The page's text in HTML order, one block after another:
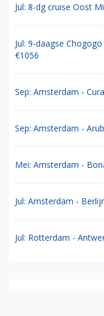
Jul: 8-dg cruise Oost
Jul: 9-daagse
€1056
Sep: Amsterdam -
Sep: Amsterdam -
Mei: Amsterdam -
Jul: Amsterdam -
Jul: Rotterdam -